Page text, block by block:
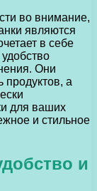
во внимание,
являются
в себе
Они
продуктов, а
для ваших
и стильное
и